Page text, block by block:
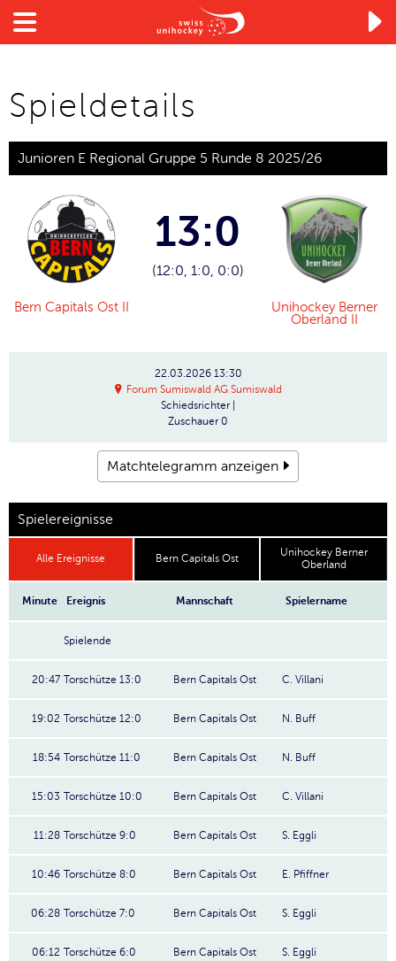

Spieldetails
Junioren E Regional Gruppe 5 Runde 8 2025/26
Bern Capitals Ost II
13:0
(12:0, 1:0, 0:0)
Unihockey Berner
Oberland II
22.03.2026 13:30
Forum Sumiswald AG Sumiswald
Schiedsrichter
Zuschauer 0
Matchtelegramm anzeigen
Spielereignisse
Alle Ereignisse Bern Capitals Ost
Unihockey Berner
Oberland
Minute Ereignis Mannschaft Spielername
Spielende
20:47 Torschütze 13:0 Bern Capitals Ost C. Villani
19:02 Torschütze 12:0 Bern Capitals Ost N. Buff
18:54 Torschütze 11:0 Bern Capitals Ost N. Buff
15:03 Torschütze 10:0 Bern Capitals Ost C. Villani
11:28 Torschütze 9:0 Bern Capitals Ost S. Eggli
10:46 Torschütze 8:0 Bern Capitals Ost E. Pfiffner
06:28 Torschütze 7:0 Bern Capitals Ost S. Eggli
06:12 Torschütze 6:0 Bern Capitals Ost S. Eggli